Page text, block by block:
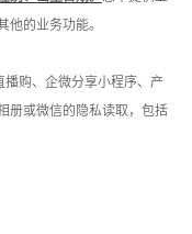
他的业务功能。
播购、企微分享小程序、产
册或微信的隐私读取，包括